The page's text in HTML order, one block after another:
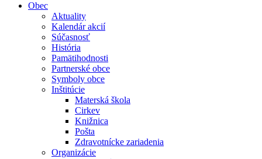
Obec
Aktuality
Kalendár akcií
Súčasnosť
História
Pamätihodnosti
Partnerské obce
Symboly obce
Inštitúcie
Materská škola
Cirkev
Knižnica
Pošta
Zdravotnícke zariadenia
Organizácie